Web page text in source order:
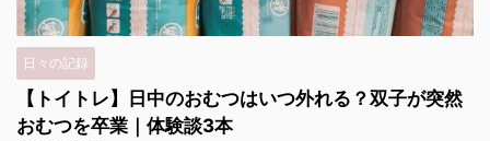
日々の記録
【トイトレ】日中のおむつはいつ外れる？双子が突然
おむつを卒業｜体験談3本